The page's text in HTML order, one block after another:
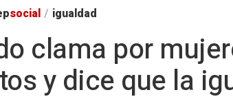
social / igualdad
clama por
y dice que la